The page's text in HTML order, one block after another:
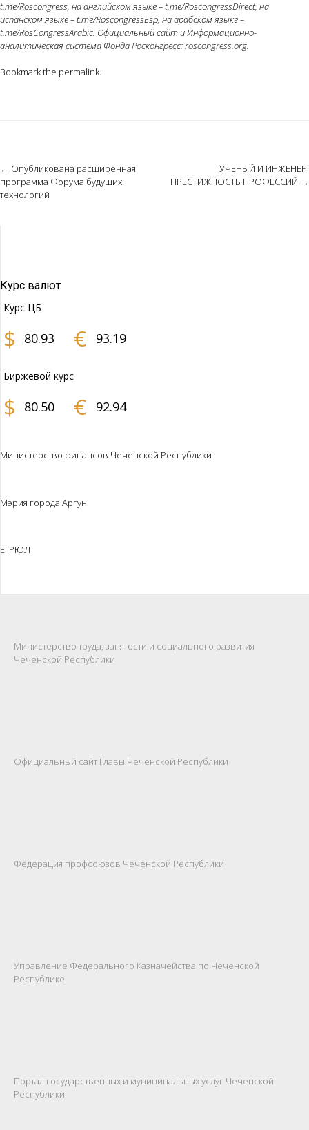
t.me/Roscongress, на английском языке – t.me/RoscongressDirect, на
испанском языке – t.me/RoscongressEsp, на арабском языке –
t.me/RosCongressArabic. Официальный сайт и Информационно-
аналитическая система Фонда Росконгресс: roscongress.org.
Bookmark the permalink.
Post
navigation
← Опубликована расширенная
программа Форума будущих
технологий
УЧЕНЫЙ И ИНЖЕНЕР:
ПРЕСТИЖНОСТЬ ПРОФЕССИЙ →
Курс валют
Курс ЦБ
$ 80.93 € 93.19
Биржевой курс
$ 80.50 € 92.94
Министерство финансов Чеченской Республики
Мэрия города Аргун
ЕГРЮЛ
Министерство труда, занятости и социального развития
Чеченской Республики
Официальный сайт Главы Чеченской Республики
Федерация профсоюзов Чеченской Республики
Управление Федерального Казначейства по Чеченской
Республике
Портал государственных и муниципальных услуг Чеченской
Республики